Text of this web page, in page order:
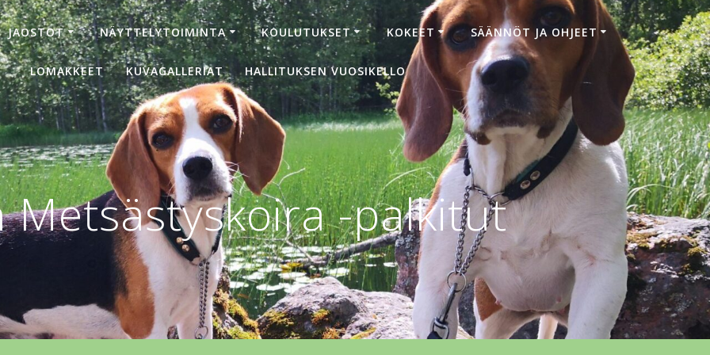
JAOSTOT NÄYTTELYTOIMINTA KOULUTUKSET KOKEET SÄÄNNÖT JA OHJEET
LOMAKKEET KUVAGALLERIAT HALLITUKSEN VUOSIKELLO
Metsästyskoira -palkitut